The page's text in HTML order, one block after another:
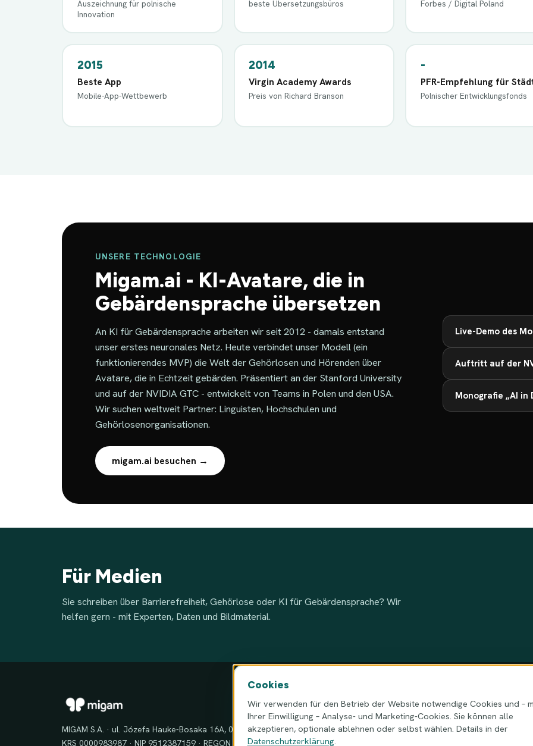
Auszeichnung für polnische
Innovation
beste Übersetzungsbüros Forbes / Digital Poland
2015
Beste App
Mobile-App-Wettbewerb
2014
Virgin Academy Awards
Preis von Richard Branson
-
PFR-Empfehlung für
Polnischer Entwicklungsfonds
UNSERE TECHNOLOGIE
Migam.ai - KI-Avatare, die in
Gebärdensprache übersetzen
An KI für Gebärdensprache arbeiten wir seit 2012 - damals entstand
unser erstes neuronales Netz. Heute verbindet unser Modell (ein
funktionierendes MVP) die Welt der Gehörlosen und Hörenden über
Avatare, die in Echtzeit gebärden. Präsentiert an der Stanford University
und auf der NVIDIA GTC - entwickelt von Teams in Polen und den USA.
Wir suchen weltweit Partner: Linguisten, Hochschulen und
Gehörlosenorganisationen.
migam.ai besuchen →
Live-Demo des
Auftritt auf der
Monografie „AI in
Für Medien
Sie schreiben über Barrierefreiheit, Gehörlose oder KI für Gebärdensprache? Wir
helfen gern - mit Experten, Daten und Bildmaterial.
MIGAM S.A. · ul. Józefa Hauke-Bosaka 16A, 01-540 Warschau, Polen
KRS 0000983987 · NIP 9512387159 · REGON 360614795
Cookies
Wir verwenden für den Betrieb der Website notwendige Cookies und –
Ihrer Einwilligung – Analyse- und Marketing-Cookies. Sie können alle
akzeptieren, optionale ablehnen oder selbst wählen. Details in der
Datenschutzerklärung